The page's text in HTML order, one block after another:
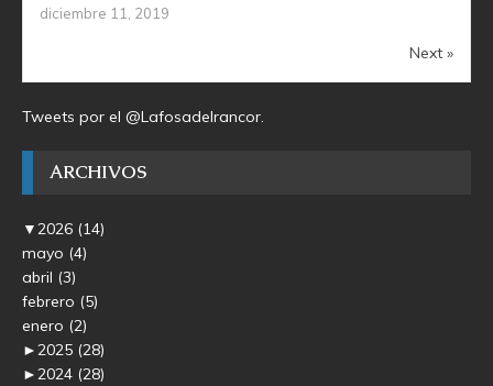
diciembre 11, 2019
Next »
Tweets por el @Lafosadelrancor.
ARCHIVOS
▼2026 (14)
mayo (4)
abril (3)
febrero (5)
enero (2)
►2025 (28)
►2024 (28)